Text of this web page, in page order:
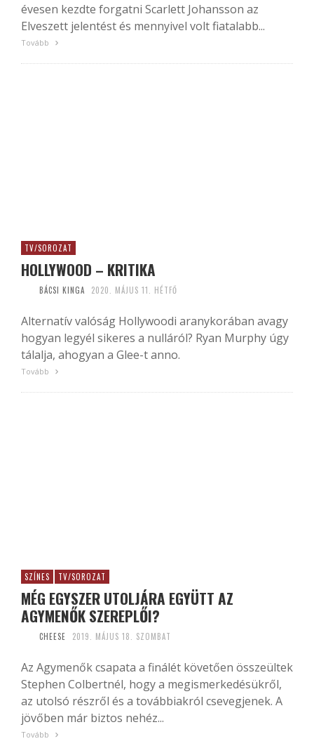
évesen kezdte forgatni Scarlett Johansson az
Elveszett jelentést és mennyivel volt fiatalabb...
Tovább
TV/SOROZAT
HOLLYWOOD – KRITIKA
BÁCSI KINGA 2020. MÁJUS 11. HÉTFŐ
Alternatív valóság Hollywoodi aranykorában avagy
hogyan legyél sikeres a nulláról? Ryan Murphy úgy
tálalja, ahogyan a Glee-t anno.
Tovább
SZÍNES TV/SOROZAT
MÉG EGYSZER UTOLJÁRA EGYÜTT AZ
AGYMENŐK SZEREPLŐI?
CHEESE 2019. MÁJUS 18. SZOMBAT
Az Agymenők csapata a finálét követően összeültek
Stephen Colbertnél, hogy a megismerkedésükről,
az utolsó részről és a továbbiakról csevegjenek. A
jövőben már biztos nehéz...
Tovább